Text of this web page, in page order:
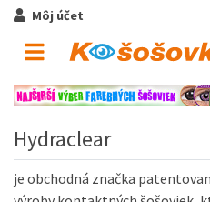
Môj účet
Hydraclear
je obchodná značka